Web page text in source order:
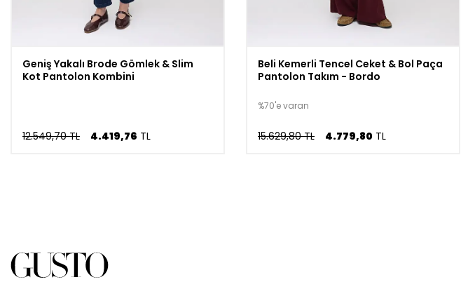
Geniş Yakalı Brode Gömlek & Slim
Kot Pantolon Kombini
12.549,70 TL 4.419,76 TL
Beli Kemerli Tencel Ceket & Bol Paça
Pantolon Takım - Bordo
%70'e varan
15.629,80 TL 4.779,80 TL